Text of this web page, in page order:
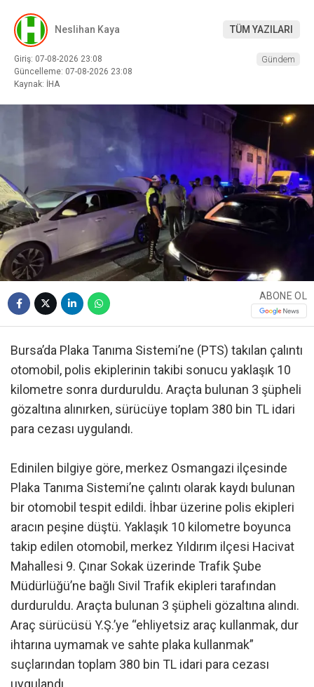
Neslihan Kaya TÜM YAZILARI
Giriş: 07-08-2026 23:08
Güncelleme: 07-08-2026 23:08
Kaynak: İHA
Gündem
ABONE OL
Bursa’da Plaka Tanıma Sistemi’ne (PTS) takılan çalıntı
otomobil, polis ekiplerinin takibi sonucu yaklaşık 10
kilometre sonra durduruldu. Araçta bulunan 3 şüpheli
gözaltına alınırken, sürücüye toplam 380 bin TL idari
para cezası uygulandı.
Edinilen bilgiye göre, merkez Osmangazi ilçesinde
Plaka Tanıma Sistemi’ne çalıntı olarak kaydı bulunan
bir otomobil tespit edildi. İhbar üzerine polis ekipleri
aracın peşine düştü. Yaklaşık 10 kilometre boyunca
takip edilen otomobil, merkez Yıldırım ilçesi Hacivat
Mahallesi 9. Çınar Sokak üzerinde Trafik Şube
Müdürlüğü’ne bağlı Sivil Trafik ekipleri tarafından
durduruldu. Araçta bulunan 3 şüpheli gözaltına alındı.
Araç sürücüsü Y.Ş.’ye “ehliyetsiz araç kullanmak, dur
ihtarına uymamak ve sahte plaka kullanmak”
suçlarından toplam 380 bin TL idari para cezası
uygulandı.